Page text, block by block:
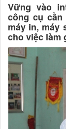
Vững vào
công cụ
máy in, máy
cho việc làm